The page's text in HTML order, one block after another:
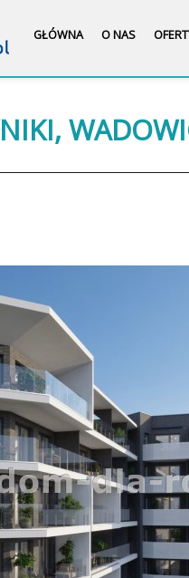
GŁÓWNA O NAS